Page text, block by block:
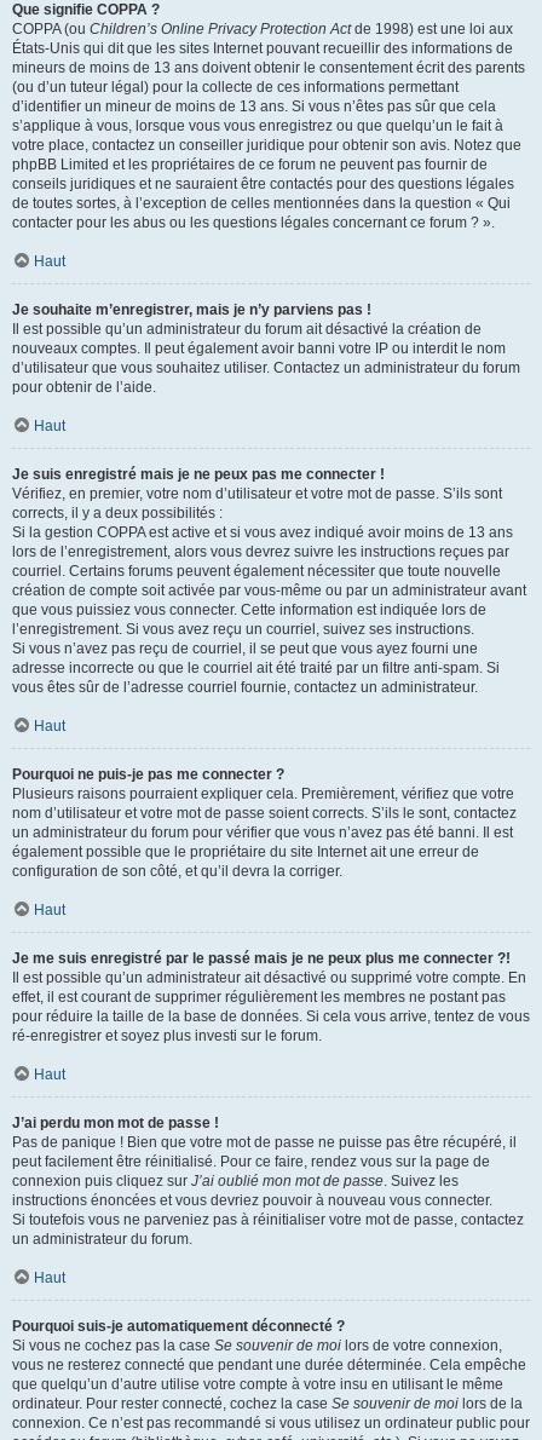
Que signifie COPPA ?
COPPA (ou Children’s Online Privacy Protection Actde 1998) est une loi aux
États-Unis qui dit que les sites Internet pouvant recueillir des informations de
mineurs de moins de 13 ans doivent obtenir le consentement écrit des parents
(ou d’un tuteur légal) pour la collecte de ces informations permettant
d’identifier un mineur de moins de 13 ans. Si vous n’êtes pas sûr que cela
s’applique à vous, lorsque vous vous enregistrez ou que quelqu’un le fait à
votre place, contactez un conseiller juridique pour obtenir son avis. Notez que
phpBB Limited et les propriétaires de ce forum ne peuvent pas fournir de
conseils juridiques et ne sauraient être contactés pour des questions légales
de toutes sortes, à l’exception de celles mentionnées dans la question « Qui
contacter pour les abus ou les questions légales concernant ce forum ? ».
Haut
Je souhaite m’enregistrer, mais je n’y parviens pas !
Il est possible qu’un administrateur du forum ait désactivé la création de
nouveaux comptes. Il peut également avoir banni votre IP ou interdit le nom
d’utilisateur que vous souhaitez utiliser. Contactez un administrateur du forum
pour obtenir de l’aide.
Haut
Je suis enregistré mais je ne peux pas me connecter !
Vérifiez, en premier, votre nom d’utilisateur et votre mot de passe. S’ils sont
corrects, il y a deux possibilités :
Si la gestion COPPA est active et si vous avez indiqué avoir moins de 13 ans
lors de l’enregistrement, alors vous devrez suivre les instructions reçues par
courriel. Certains forums peuvent également nécessiter que toute nouvelle
création de compte soit activée par vous-même ou par un administrateur avant
que vous puissiez vous connecter. Cette information est indiquée lors de
l’enregistrement. Si vous avez reçu un courriel, suivez ses instructions.
Si vous n’avez pas reçu de courriel, il se peut que vous ayez fourni une
adresse incorrecte ou que le courriel ait été traité par un filtre anti-spam. Si
vous êtes sûr de l’adresse courriel fournie, contactez un administrateur.
Haut
Pourquoi ne puis-je pas me connecter ?
Plusieurs raisons pourraient expliquer cela. Premièrement, vérifiez que votre
nom d’utilisateur et votre mot de passe soient corrects. S’ils le sont, contactez
un administrateur du forum pour vérifier que vous n’avez pas été banni. Il est
également possible que le propriétaire du site Internet ait une erreur de
configuration de son côté, et qu’il devra la corriger.
Haut
Je me suis enregistré par le passé mais je ne peux plus me connecter ?!
Il est possible qu’un administrateur ait désactivé ou supprimé votre compte. En
effet, il est courant de supprimer régulièrement les membres ne postant pas
pour réduire la taille de la base de données. Si cela vous arrive, tentez de vous
ré-enregistrer et soyez plus investi sur le forum.
Haut
J’ai perdu mon mot de passe !
Pas de panique ! Bien que votre mot de passe ne puisse pas être récupéré, il
peut facilement être réinitialisé. Pour ce faire, rendez vous sur la page de
connexion puis cliquez sur J’ai oublié mon mot de passe. Suivez les
instructions énoncées et vous devriez pouvoir à nouveau vous connecter.
Si toutefois vous ne parveniez pas à réinitialiser votre mot de passe, contactez
un administrateur du forum.
Haut
Pourquoi suis-je automatiquement déconnecté ?
Si vous ne cochez pas la case Se souvenir de moi lors de votre connexion,
vous ne resterez connecté que pendant une durée déterminée. Cela empêche
que quelqu’un d’autre utilise votre compte à votre insu en utilisant le même
ordinateur. Pour rester connecté, cochez la case Se souvenir de moi lors de la
connexion. Ce n’est pas recommandé si vous utilisez un ordinateur public pour